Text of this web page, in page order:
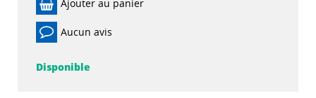
Ajouter au panier
Aucun avis
Disponible